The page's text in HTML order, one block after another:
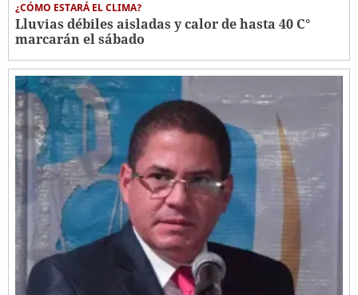
¿CÓMO ESTARÁ EL CLIMA?
Lluvias débiles aisladas y calor de hasta 40 C°
marcarán el sábado